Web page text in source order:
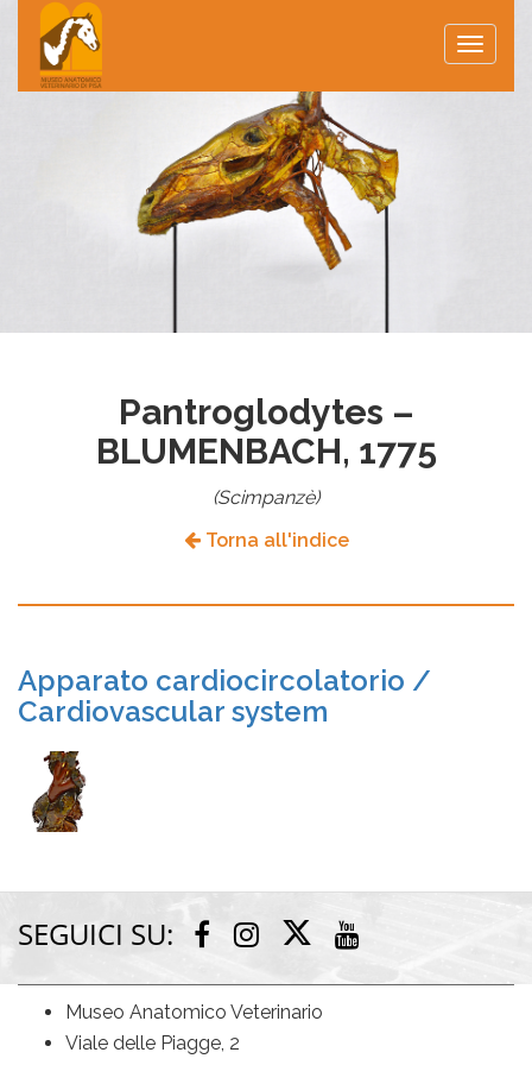
Toggle
Pantroglodytes –
BLUMENBACH, 1775
(Scimpanzè)
Torna all'indice
Apparato cardiocircolatorio /
Cardiovascular system
SEGUICI SU: Facebook
Instagram
Twitter
Museo Anatomico Veterinario
Viale delle Piagge, 2